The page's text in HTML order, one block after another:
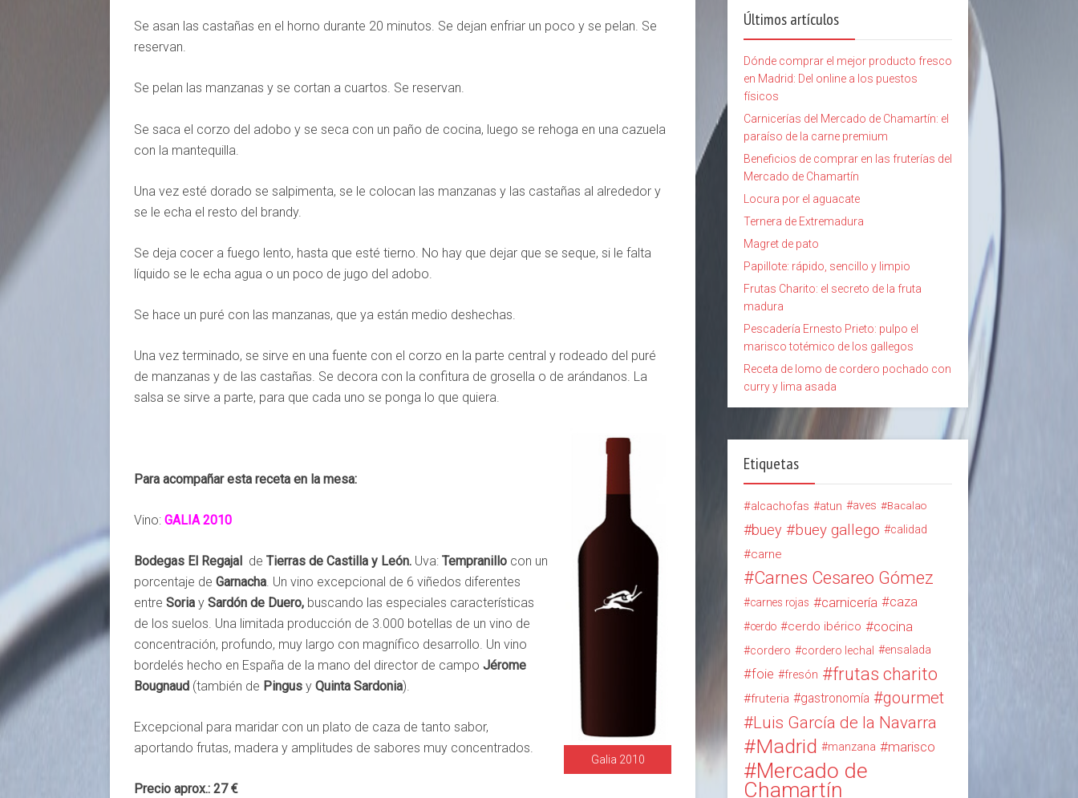
Se asan las castañas en el horno durante 20 minutos. Se dejan enfriar un poco y se pelan. Se
reservan.
Se pelan las manzanas y se cortan a cuartos. Se reservan.
Se saca el corzo del adobo y se seca con un paño de cocina, luego se rehoga en una cazuela
con la mantequilla.
Una vez esté dorado se salpimenta, se le colocan las manzanas y las castañas al alrededor y
se le echa el resto del brandy.
Se deja cocer a fuego lento, hasta que esté tierno. No hay que dejar que se seque, si le falta
líquido se le echa agua o un poco de jugo del adobo.
Se hace un puré con las manzanas, que ya están medio deshechas.
Una vez terminado, se sirve en una fuente con el corzo en la parte central y rodeado del puré
de manzanas y de las castañas. Se decora con la confitura de grosella o de arándanos. La
salsa se sirve a parte, para que cada uno se ponga lo que quiera.
Galia 2010
Para acompañar esta receta en la mesa:
Vino: GALIA 2010
Bodegas El Regajal de Tierras de Castilla y León. Uva: Tempranillo con un
porcentaje de Garnacha. Un vino excepcional de 6 viñedos diferentes
entre Soria y Sardón de Duero, buscando las especiales características
de los suelos. Una limitada producción de 3.000 botellas de un vino de
concentración, profundo, muy largo con magnífico desarrollo. Un vino
bordelés hecho en España de la mano del director de campo Jérome
Bougnaud (también de Pingus y Quinta Sardonia).
Excepcional para maridar con un plato de caza de tanto sabor,
aportando frutas, madera y amplitudes de sabores muy concentrados.
Precio aprox.: 27 €
Últimos artículos
Dónde comprar el mejor producto fresco
en Madrid: Del online a los puestos
físicos
Carnicerías del Mercado de Chamartín: el
paraíso de la carne premium
Beneficios de comprar en las fruterías del
Mercado de Chamartín
Locura por el aguacate
Ternera de Extremadura
Magret de pato
Papillote: rápido, sencillo y limpio
Frutas Charito: el secreto de la fruta
madura
Pescadería Ernesto Prieto: pulpo el
marisco totémico de los gallegos
Receta de lomo de cordero pochado con
curry y lima asada
Etiquetas
alcachofas atun aves Bacalao
buey buey gallego calidad
carne
Carnes Cesareo Gómez
carnes rojas carnicería caza
cerdo cerdo ibérico cocina
cordero cordero lechal ensalada
foie fresón frutas charito
fruteria gastronomía gourmet
Luis García de la Navarra
Madrid manzana marisco
Mercado de
Chamartín